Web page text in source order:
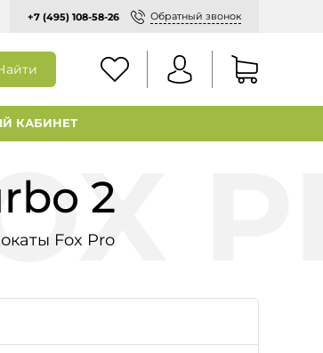
+7 (495) 108-58-26 Обратный звонок
КАБИНЕТ
2
Fox Pro